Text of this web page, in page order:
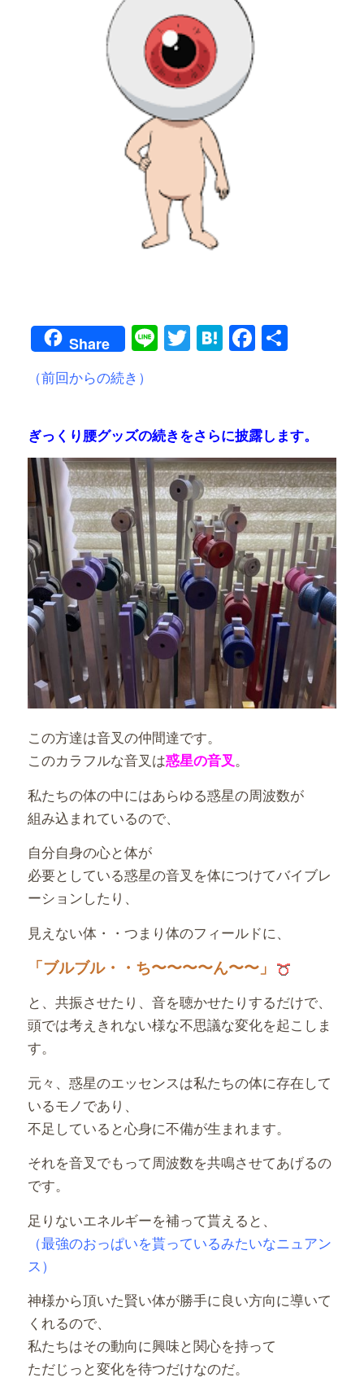
Share LineTwitter
Hatena共
（前回からの続き）
ぎっくり腰グッズの続きをさらに披露します。
この方達は音叉の仲間達です。
このカラフルな音叉は惑星の音叉。
私たちの体の中にはあらゆる惑星の周波数が
組み込まれているので、
自分自身の心と体が
必要としている惑星の音叉を体につけてバイブレ
ーションしたり、
見えない体・・つまり体のフィールドに、
「ブルブル・・ち〜〜〜〜ん〜〜」
と、共振させたり、音を聴かせたりするだけで、
頭では考えきれない様な不思議な変化を起こしま
す。
元々、惑星のエッセンスは私たちの体に存在して
いるモノであり、
不足していると心身に不備が生まれます。
それを音叉でもって周波数を共鳴させてあげるの
です。
足りないエネルギーを補って貰えると、
（最強のおっぱいを貰っているみたいなニュアン
ス）
神様から頂いた賢い体が勝手に良い方向に導いて
くれるので、
私たちはその動向に興味と関心を持って
ただじっと変化を待つだけなのだ。